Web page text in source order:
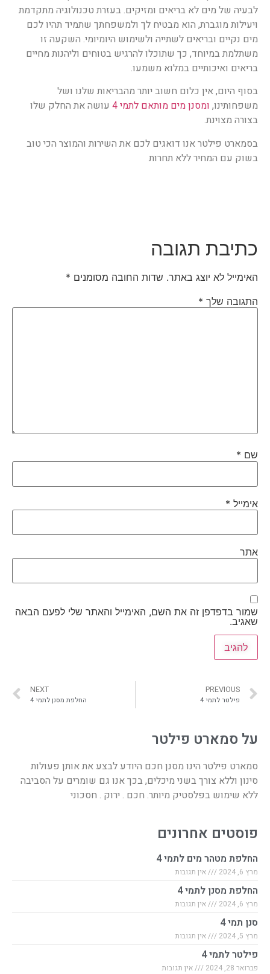
לבעיה של מים לא בריאים ומזיקים. בעזרת טכנולוגיה מתקדמת
ויעילות מוגברת, הוא מבטיח לך ולמשפחתך שתמיד תהיו לכם
מים נקיים ובריאים לשתייה ולשימוש היומיומי. השקעה זו
משתלמת במיוחד, כך שתוכלו להרגיש בטוחים וליהנות מחיים
בריאים ואיכותיים במלוא משמעו.
בסוף היום, אין כלום חשוב יותר מהבריאות שלנו ושל
משפחותינו, ומסנן מים מותאם לתמי 4
עושה את החלק שלו
בצורה מצוינת.
בסמארט פילטר אנו דואגים לכם את השירות והמוצר הכי טוב
בשוק עם המחיר ללא תחרות
כתיבת תגובה
האימייל לא יוצג באתר. שדות החובה מסומנים *
התגובה שלך *
שם *
אימייל *
אתר
שמור בדפדפן זה את השם, האימייל והאתר שלי לפעם הבאה
שאגיב.
PREVIOUS
פילטר לתמי 4
NEXT
החלפת מסנן לתמי 4
על סמארט פילטר
סמארט פילטר הינו מסנן חכם היודע לבצע את אותן פעולות
סינון וללא צורך בשני מיכלים, בכך אנו גם שומרים על הסביבה
ללא שימוש בפלסטיק מיותר. חכם . ירוק . חסכוני
פוסטים אחרונים
החלפת מטהר מים לתמי 4
מרץ 6, 2024 אין תגובות
החלפת מסנן לתמי 4
מרץ 6, 2024 אין תגובות
סנן תמי 4
מרץ 5, 2024 אין תגובות
פילטר לתמי 4
פברואר 28, 2024 אין תגובות